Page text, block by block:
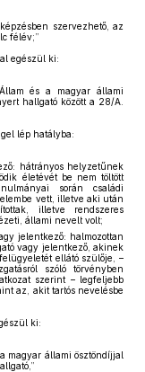
szervezhető, az
félév;”
egészül ki:
és a magyar állami
hallgató között a 28/A.
lép hatályba:
hátrányos helyzetűnek
életévét be nem töltött
során családi
vett, illetve aki után
illetve rendszeres
állami nevelt volt;
jelentkező: halmozottan
vagy jelentkező, akinek
ellátó szülője, –
szóló törvényben
szerint – legfeljebb
az, akit tartós nevelésbe
ki:
magyar állami ösztöndíjjal